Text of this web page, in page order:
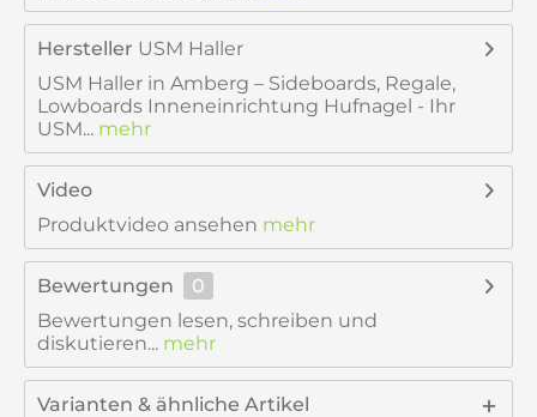
Hersteller USM Haller
USM Haller in Amberg – Sideboards, Regale,
Lowboards Inneneinrichtung Hufnagel - Ihr
USM... mehr
Video
Produktvideo ansehen mehr
Bewertungen
0
Bewertungen lesen, schreiben und
diskutieren... mehr
Varianten & ähnliche Artikel